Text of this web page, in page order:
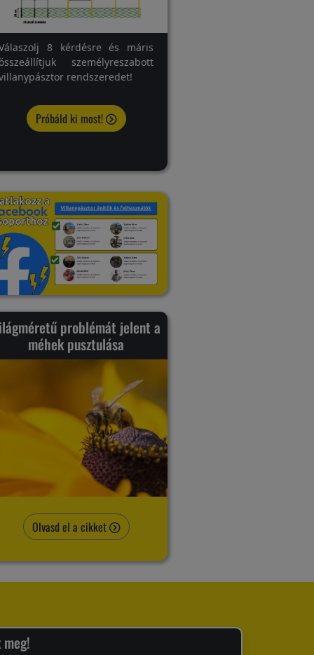
8 kérdésre és máris
összeállítjuk személyreszabott
rendszeredet!
Próbáld ki most!
problémát jelent a
méhek pusztulása
Olvasd el a cikket